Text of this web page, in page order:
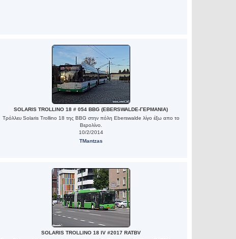
SOLARIS TROLLINO 18 # 054 BBG (EBERSWALDE-ΓΕΡΜΑΝΙΑ)
Τρόλλευ Solaris Trollino 18 της BBG στην πόλη Eberswalde λίγο έξω απο το
Βερολίνο.
10/2/2014
TMantzas
SOLARIS TROLLINO 18 IV #2017 RATBV